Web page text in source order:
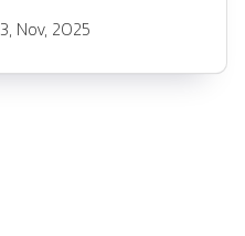
3, Nov, 2025